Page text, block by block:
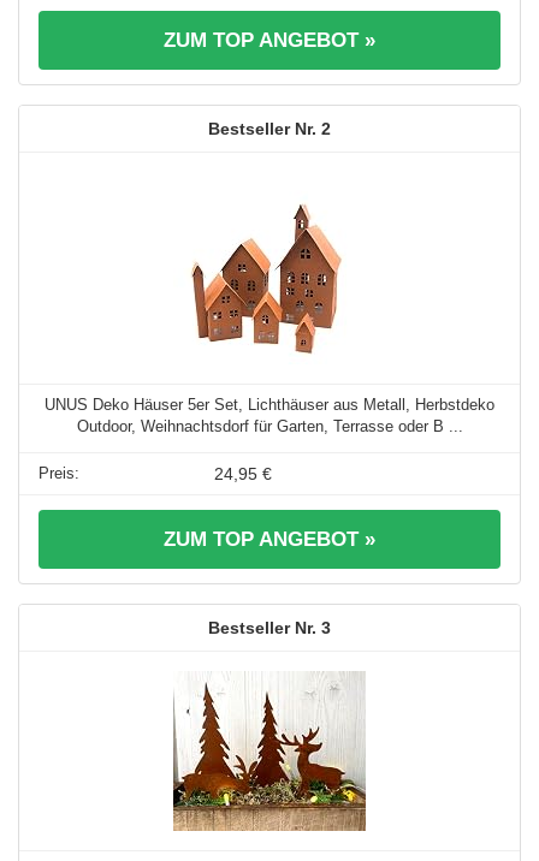
ZUM TOP ANGEBOT »
2
UNUS Deko Häuser 5er Set, Lichthäuser aus Metall, Herbstdeko
Outdoor, Weihnachtsdorf für Garten, Terrasse oder B ...
24,95 €
ZUM TOP ANGEBOT »
3